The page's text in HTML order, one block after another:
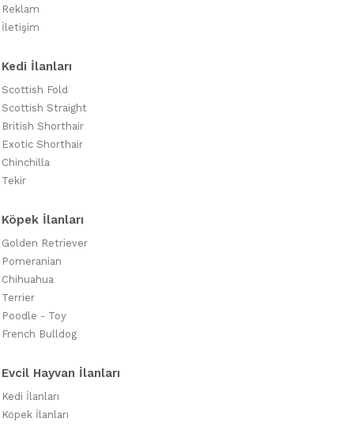
Reklam
İletişim
Kedi İlanları
Scottish Fold
Scottish Straight
British Shorthair
Exotic Shorthair
Chinchilla
Tekir
Köpek İlanları
Golden Retriever
Pomeranian
Chihuahua
Terrier
Poodle - Toy
French Bulldog
Evcil Hayvan İlanları
Kedi İlanları
Köpek İlanları